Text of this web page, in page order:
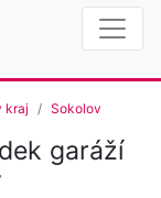
kraj Sokolov
garáží